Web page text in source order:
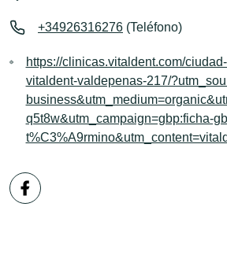
+34926316276 (Teléfono)
https://clinicas.vitaldent.com/
vitaldent-valdepenas-217/
q5t8w&utm_campaign=gbp:ficha-